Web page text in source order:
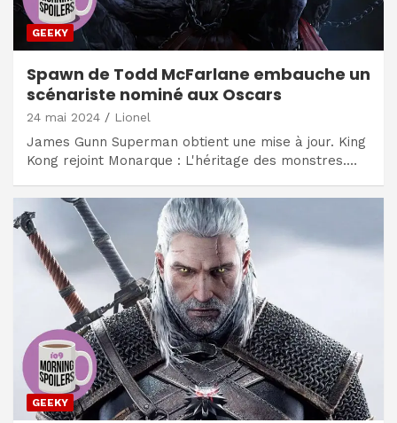
GEEKY
Spawn de Todd McFarlane embauche un
scénariste nominé aux Oscars
24 mai 2024 Lionel
James Gunn Superman obtient une mise à jour. King
Kong rejoint Monarque : L'héritage des monstres.…
GEEKY